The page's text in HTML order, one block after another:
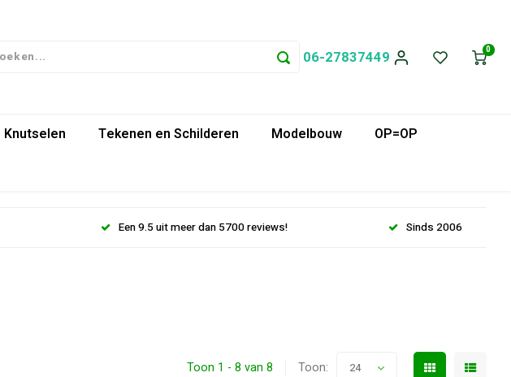
06-27837449 0
Knutselen Tekenen en Schilderen Modelbouw
OP=OP
Een 9.5 uit meer dan 5700 reviews! Sinds 2006
Toon 1 - 8 van 8 Toon: 24